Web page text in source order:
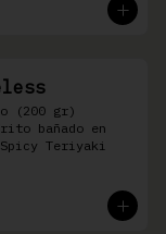
(200 gr)
bañado en
Teriyaki